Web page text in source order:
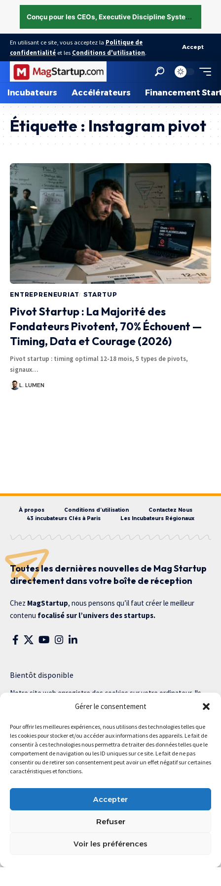
Gérer le consentement
Pour offrir les meilleures expériences, nous utilisons des technologies telles que
les cookies pour stocker et/ou accéder aux informations des appareils. Le fait de
consentir à ces technologies nous permettra de traiter des données telles que le
comportement de navigation ou les ID uniques sur ce site. Le fait de ne pas
consentir ou de retirer son consentement peut avoir un effet négatif sur certaines
caractéristiques et fonctions.
Accepter
Refuser
Voir les préférences
C
onçu pour les CEOs, Executive Discipline System — structurer l’exécution sous pression →
En utilisant ce site, vous acceptez la Politique de
confidentialité et les Conditions d'utilisation.
Accept
Incubateurs Accélérateurs Financement
Étiquette : Instagram pivot
ENTREPRENEURIAT STARTUP
Pivot Startup : La Majorité des
Fondateurs Pivotent, 70% Échouent —
Timing, Data et Courage (2026)
Pivot startup : timing optimal 12-18 mois, 5 types de pivots,
signaux…
L. LUMEN
À propos Conditions d’utilisation
Contactez Nous
43 incubateurs Clés à Paris
Les Incubateurs Régionaux
Toutes les dernières nouvelles de Mag Startup
directement dans votre boîte de réception
Chez MagStartup, nous pensons qu’il faut créer le meilleur
contenu focalisé sur l’univers des startups.
Bientôt disponible
Notre site web enregistre des cookies sur votre ordinateur. Ils
nous permettent de nous souvenir de vous et de personnaliser
Lisez notre politique de confidentialité pour plus d’informations.